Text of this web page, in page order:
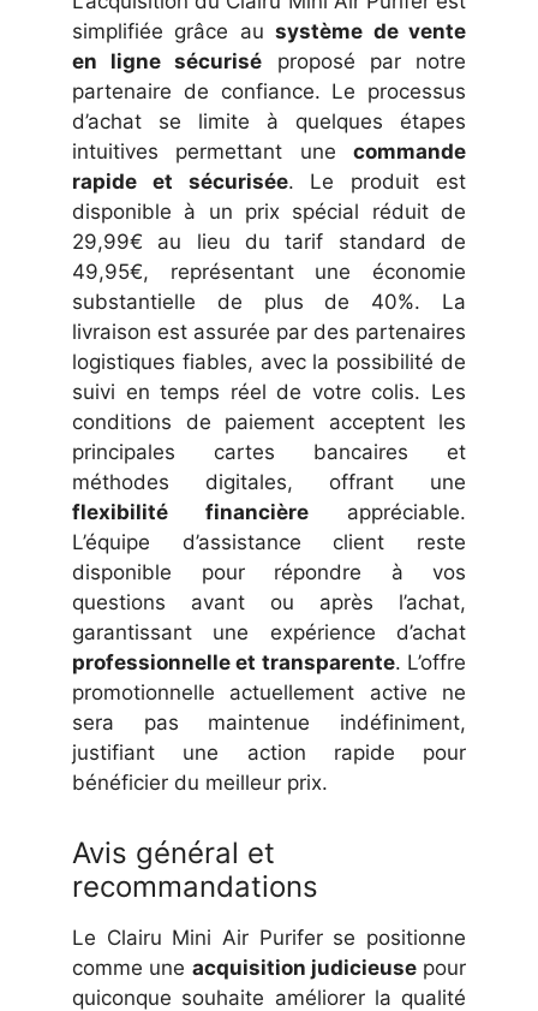
simplifiée grâce ausystème de vente
en ligne sécurisé proposé par notre
partenaire de confiance. Le processus
d’achat se limite à quelques étapes
intuitives permettant une commande
rapide et sécurisée. Le produit est
disponible à un prix spécial réduit de
29,99€ au lieu du tarif standard de
49,95€, représentant une économie
substantielle de plus de 40%. La
livraison est assurée par des partenaires
logistiques fiables, avec la possibilité de
suivi en temps réel de votre colis. Les
conditions de paiement acceptent les
principales cartes bancaires et
méthodes digitales, offrant une
flexibilité financière appréciable.
L’équipe d’assistance client reste
disponible pour répondre à vos
questions avant ou après l’achat,
garantissant une expérience d’achat
professionnelle et transparente. L’offre
promotionnelle actuellement active ne
sera pas maintenue indéfiniment,
justifiant une action rapide pour
bénéficier du meilleur prix.
Avis général et
recommandations
Le Clairu Mini Air Purifer se positionne
comme une acquisition judicieusepour
quiconque souhaite améliorer la qualité